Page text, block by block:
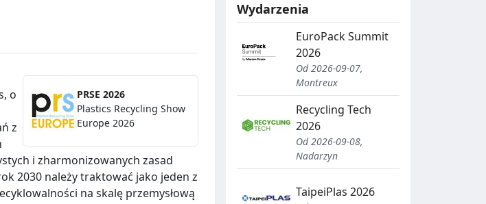
PRSE 2026
Plastics Recycling Show
Europe 2026
o
z
i zharmonizowanych zasad
2030 należy traktować jako jeden z
na skalę przemysłową
Wydarzenia
EuroPack Summit
2026
Od 2026-09-07,
Montreux
Recycling Tech
2026
Od 2026-09-08,
Nadarzyn
TaipeiPlas 2026